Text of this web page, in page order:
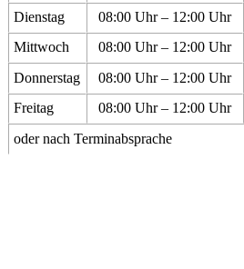
Dienstag
08:00 Uhr – 12:00 Uhr
Mittwoch
08:00 Uhr – 12:00 Uhr
Donnerstag
08:00 Uhr – 12:00 Uhr
Freitag
08:00 Uhr – 12:00 Uhr
oder nach Terminabsprache